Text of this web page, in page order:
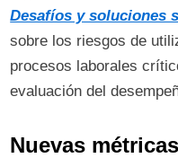
Desafíos y soluciones
sobre los riesgos de
procesos laborales
evaluación del
Nuevas